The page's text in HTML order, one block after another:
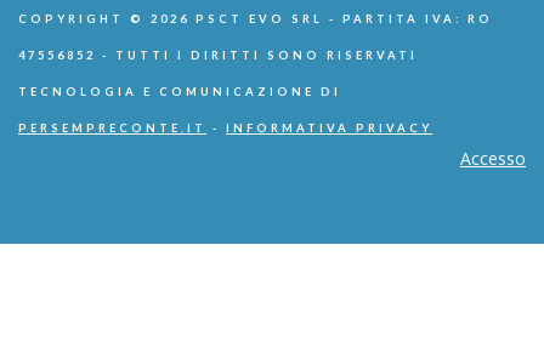
COPYRIGHT © 2026 PSCT EVO SRL - PARTITA IVA: RO
47556852 - TUTTI I DIRITTI SONO RISERVATI
TECNOLOGIA E COMUNICAZIONE DI
PERSEMPRECONTE.IT - INFORMATIVA PRIVACY
Accesso